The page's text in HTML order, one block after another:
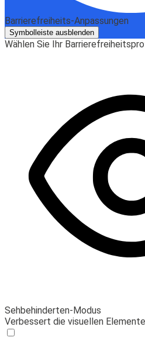
Barrierefreiheits-Anpassungen
Symbolleiste ausblenden
Wählen Sie Ihr
Sehbehinderten-Modus
Verbessert die visuellen